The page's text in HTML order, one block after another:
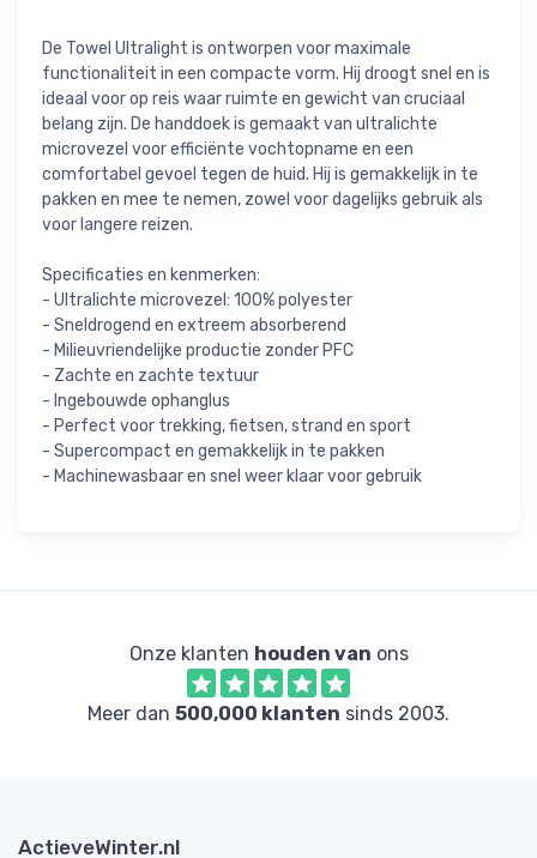
De Towel Ultralight is ontworpen voor maximale
functionaliteit in een compacte vorm. Hij droogt snel en is
ideaal voor op reis waar ruimte en gewicht van cruciaal
belang zijn. De handdoek is gemaakt van ultralichte
microvezel voor efficiënte vochtopname en een
comfortabel gevoel tegen de huid. Hij is gemakkelijk in te
pakken en mee te nemen, zowel voor dagelijks gebruik als
voor langere reizen.
Specificaties en kenmerken:
- Ultralichte microvezel: 100% polyester
- Sneldrogend en extreem absorberend
- Milieuvriendelijke productie zonder PFC
- Zachte en zachte textuur
- Ingebouwde ophanglus
- Perfect voor trekking, fietsen, strand en sport
- Supercompact en gemakkelijk in te pakken
- Machinewasbaar en snel weer klaar voor gebruik
Onze klanten houden van ons
Meer dan 500,000 klanten sinds 2003.
ActieveWinter.nl